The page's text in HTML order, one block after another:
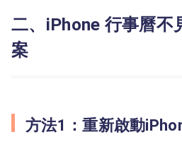
二、iPhone 行事曆不
案
方法1：重新啟動